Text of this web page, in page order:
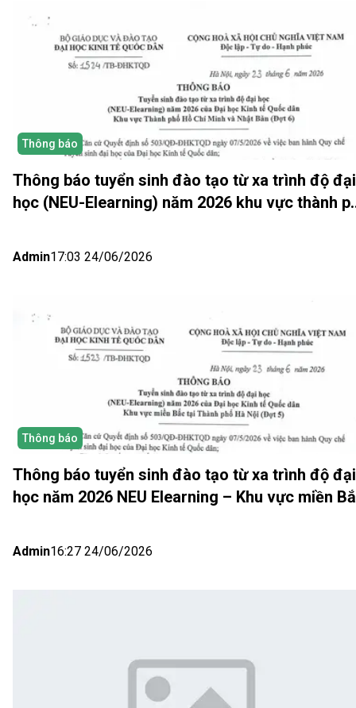
Thông báo
Thông báo tuyển sinh đào tạo từ xa trình độ đại
học (NEU-Elearning) năm 2026 khu vực thành
Admin17:03 24/06/2026
Thông báo
Thông báo tuyển sinh đào tạo từ xa trình độ đại
học năm 2026 NEU Elearning – Khu vực miền
Admin16:27 24/06/2026